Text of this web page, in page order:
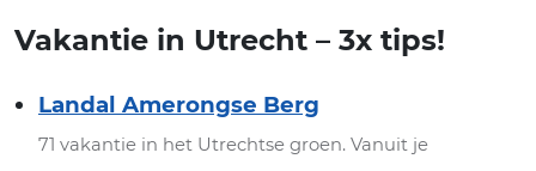
Vakantie in Utrecht – 3x tips!
Landal Amerongse Berg
71 vakantie in het Utrechtse groen. Vanuit je